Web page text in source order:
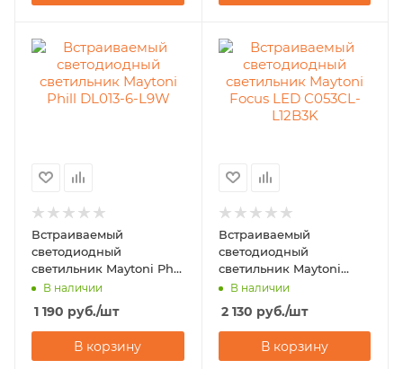
Встраиваемый
светодиодный
светильник Maytoni Phill
DL013-6-L9W
В наличии
1 190 руб./шт
В корзину
Встраиваемый
светодиодный
светильник Maytoni
Focus LED C053CL-
В наличии
2 130 руб./шт
В корзину